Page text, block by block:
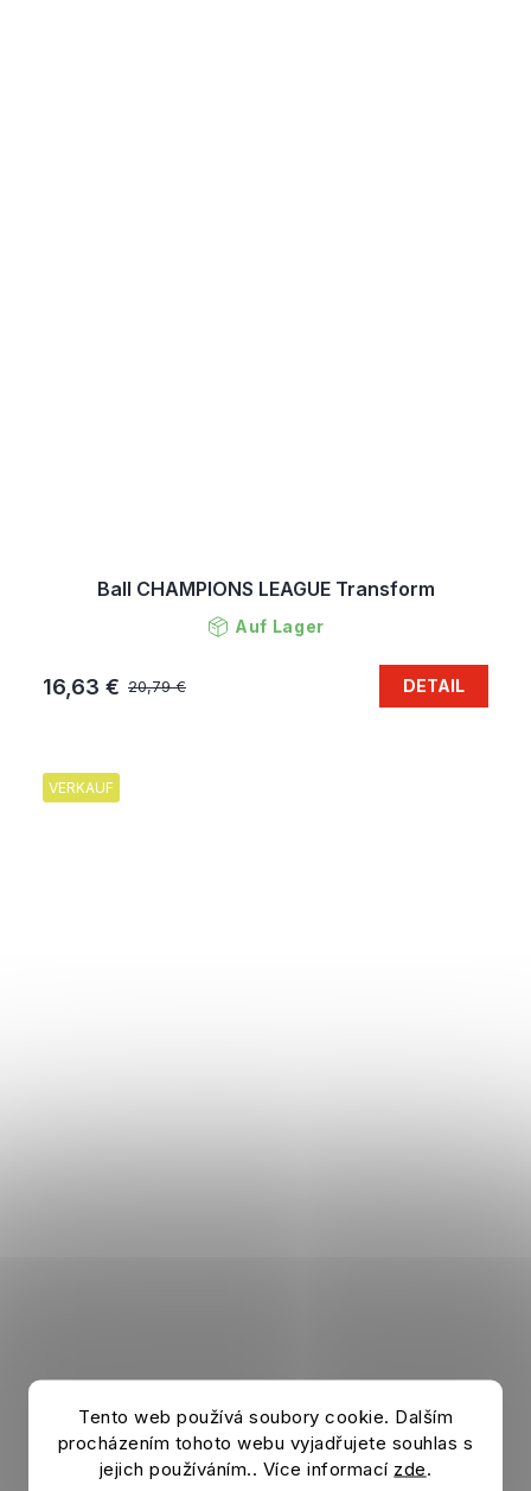
Tento web používá soubory cookie. Dalším
procházením tohoto webu vyjadřujete souhlas s
jejich používáním.. Více informací zde.
Ball CHAMPIONS LEAGUE Transform
Auf Lager
20,79 €
16,63 € DETAIL
VERKAUF
Auf Lager